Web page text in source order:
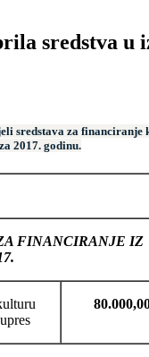
sredstva u
sredstava za
2017. godinu.
FINANCIRANJE IZ